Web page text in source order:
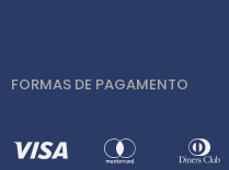
FORMAS DE PAGAMENTO